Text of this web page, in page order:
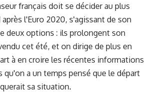
français doit se décider au plus
l'Euro 2020, s'agissant de son
deux options : ils prolongent son
cet été, et on dirige de plus en
à en croire les récentes informations
qu'on a un temps pensé que le départ
sa situation.